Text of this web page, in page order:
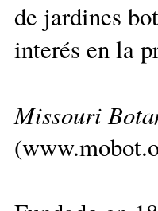
de jardines
interés en la
Missouri